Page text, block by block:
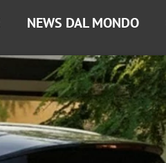
NEWS DAL MONDO